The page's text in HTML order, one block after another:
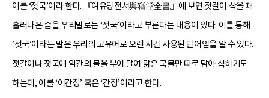
이를 ‘젓국’이라 한다. 『여유당전서與猶堂全書』에 보면 젓갈이 삭을 때
흘러나온 즙을 우리말로는 ‘젓국’이라고 부른다는 내용이 있다. 이를 통해
‘젓국’이라는 말은 우리의 고유어로 오랜 시간 사용된 단어임을 알 수 있다.
젓갈이나 젓국에 약간의 물을 부어 달여 맑은 국물만 따로 담아 식히기도
하는데, 이를 ‘어간장’ 혹은 ‘간장’이라고 한다.